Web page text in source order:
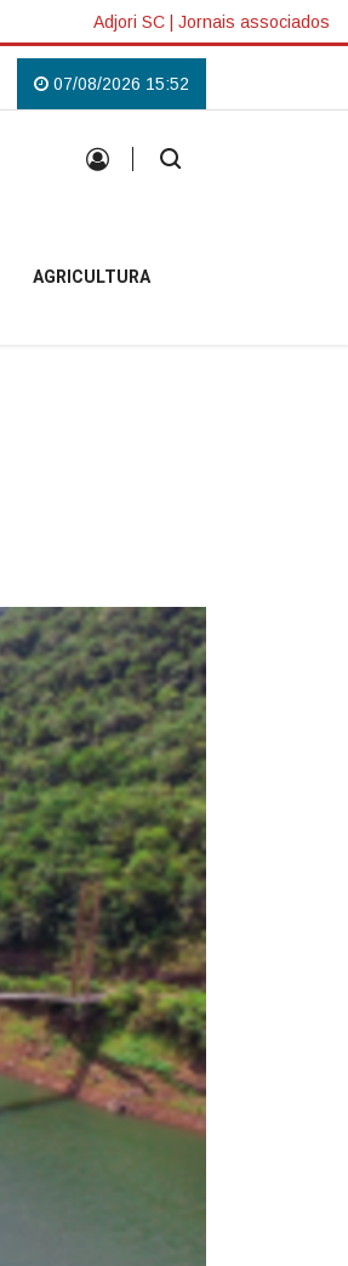
Adjori SC | Jornais associados
Uma tradição que voltou a reunir a
07/08/2026 15:52
AGRICULTURA